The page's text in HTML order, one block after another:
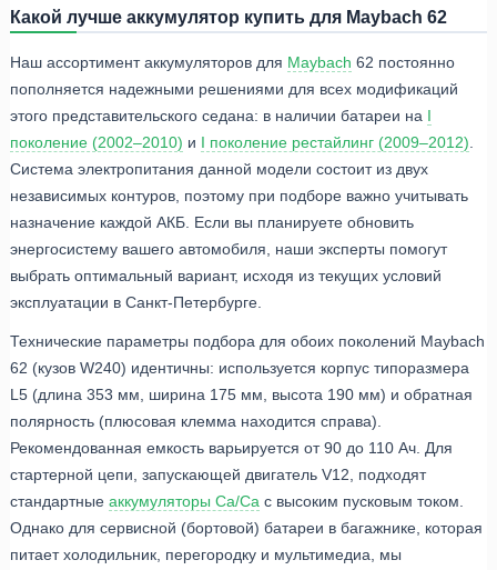
Какой лучше аккумулятор купить для Maybach 62
Наш ассортимент аккумуляторов для Maybach 62 постоянно
пополняется надежными решениями для всех модификаций
этого представительского седана: в наличии батареи на I
поколение (2002–2010) и I поколение рестайлинг (2009–2012)
Система электропитания данной модели состоит из двух
независимых контуров, поэтому при подборе важно учитывать
назначение каждой АКБ. Если вы планируете обновить
энергосистему вашего автомобиля, наши эксперты помогут
выбрать оптимальный вариант, исходя из текущих условий
эксплуатации в Санкт-Петербурге.
Технические параметры подбора для обоих поколений Maybach
62 (кузов W240) идентичны: используется корпус типоразмера
L5 (длина 353 мм, ширина 175 мм, высота 190 мм) и обратная
полярность (плюсовая клемма находится справа).
Рекомендованная емкость варьируется от 90 до 110 Ач. Для
стартерной цепи, запускающей двигатель V12, подходят
стандартные аккумуляторы Ca/Ca с высоким пусковым током.
Однако для сервисной (бортовой) батареи в багажнике, которая
питает холодильник, перегородку и мультимедиа, мы